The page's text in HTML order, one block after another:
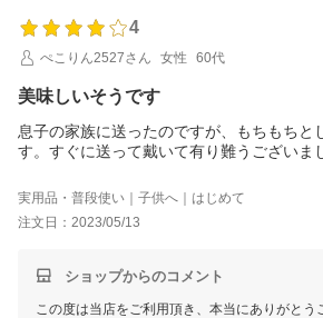
4
ぺこりん2527さん
女性 60代
美味しいそうです
息子の家族に送ったのですが、もちもちと
す。すぐに送って戴いて有り難うございま
実用品・普段使い｜子供へ｜はじめて
注文日：2023/05/13
ショップからのコメント
この度は当店をご利用頂き、本当にありがとう